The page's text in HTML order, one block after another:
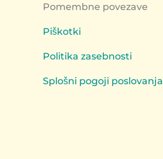
Pomembne povezave
Piškotki
Politika zasebnosti
Splošni pogoji poslovanja